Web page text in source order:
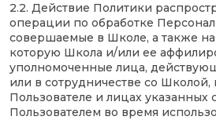
2.2. Действие Политики
операции по обработке
совершаемые в Школе, а также
которую Школа и/или ее
уполномоченные лица,
или в сотрудничестве со Школой,
Пользователе и лицах указанных
Пользователем во время